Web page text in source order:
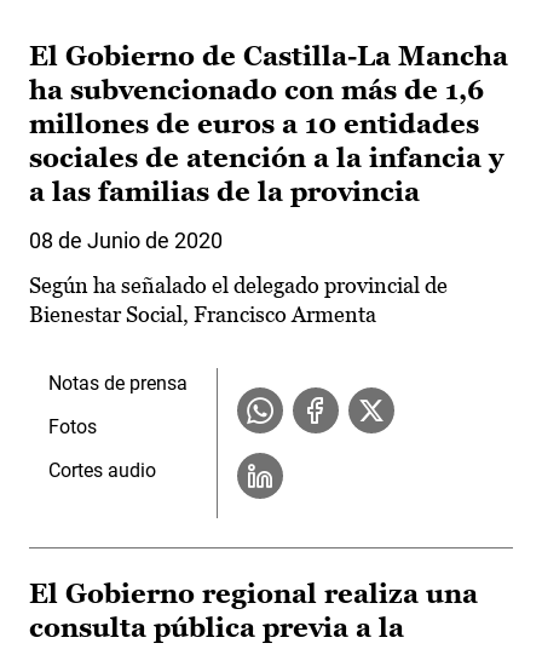
El Gobierno de Castilla-La Mancha
ha subvencionado con más de 1,6
millones de euros a 10 entidades
sociales de atención a la infancia y
a las familias de la provincia
08 de Junio de 2020
Según ha señalado el delegado provincial de
Bienestar Social, Francisco Armenta
Notas de prensa
Fotos
Cortes audio
El Gobierno regional realiza una
consulta pública previa a la